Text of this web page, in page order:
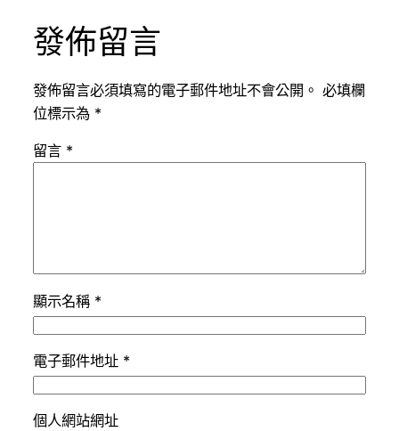
發佈留言
發佈留言必須填寫的電子郵件地址不會公開。 必填欄
位標示為 *
留言 *
顯示名稱 *
電子郵件地址 *
個人網站網址